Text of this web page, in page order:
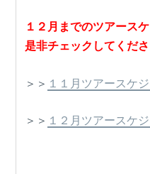
１２月までのツアース
是非チェックしてくだ
＞＞ １１月ツアースケ
＞＞ １２月ツアースケ